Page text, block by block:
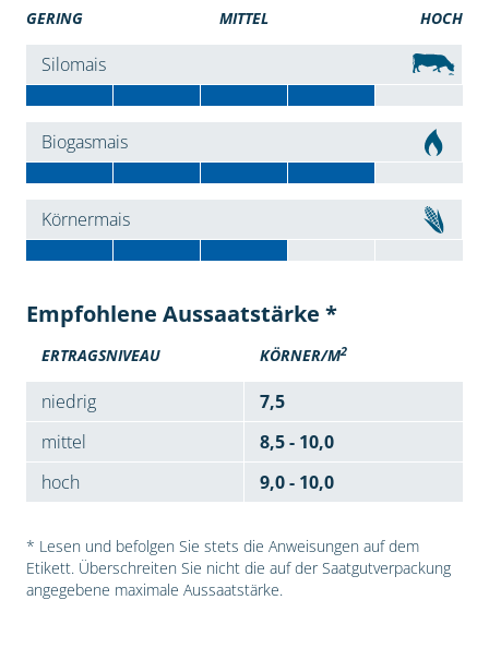
GERING MITTEL HOCH
Silomais
Biogasmais
Körnermais
Empfohlene Aussaatstärke *
ERTRAGSNIVEAU KÖRNER/M2
niedrig
7,5
mittel
8,5 - 10,0
hoch
9,0 - 10,0
* Lesen und befolgen Sie stets die Anweisungen auf dem
Etikett. Überschreiten Sie nicht die auf der Saatgutverpackung
angegebene maximale Aussaatstärke.